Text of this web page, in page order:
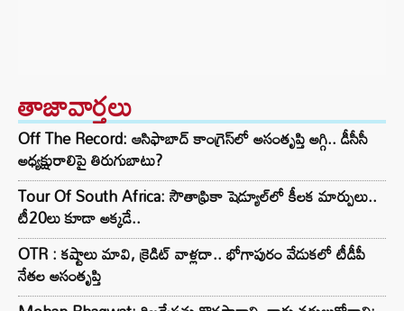
తాజావార్తలు
Off The Record: ఆసిఫాబాద్ కాంగ్రెస్‌లో అసంతృప్తి అగ్గి.. డీసీసీ
అధ్యక్షురాలిపై తిరుగుబాటు?
Tour Of South Africa: సౌతాఫ్రికా షెడ్యూల్‌లో కీలక మార్పులు..
టీ20లు కూడా అక్కడే..
OTR : కష్టాలు మావి, క్రెడిట్ వాళ్లదా.. భోగాపురం వేడుకలో టీడీపీ
నేతల అసంతృప్తి